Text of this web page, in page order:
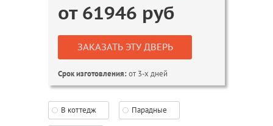
от 61946 руб
ЗАКАЗАТЬ ЭТУ ДВЕРЬ
Срок изготовления:от 3-х дней
В коттедж Парадные